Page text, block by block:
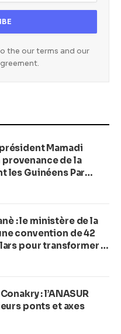
the our terms and our
Mamadi
provenance de la
les Guinéens Par
: le ministère de la
convention de 42
pour transformer la
balnéaire
: l’ANASUR
ponts et axes